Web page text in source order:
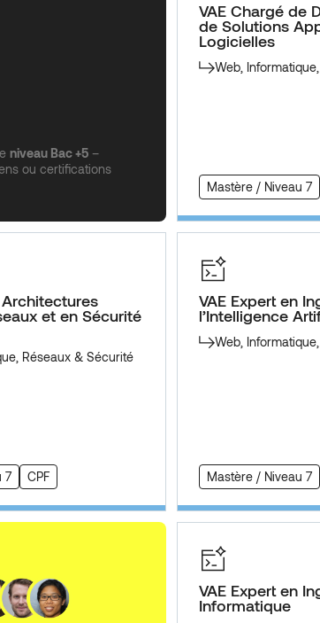
niveau Bac +5 –
ou certifications
VAE Chargé de
de Solutions
Logicielles
Web,
Mastère / Niveau 7
Architectures
et en Sécurité
Réseaux & Sécurité
7 CPF
VAE Expert en
l’Intelligence
Web,
Mastère / Niveau 7
VAE Expert en
Informatique